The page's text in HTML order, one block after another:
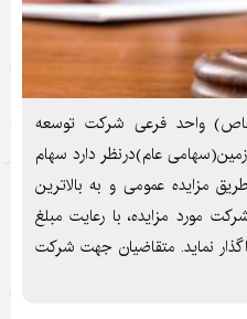
واحد فرعی شرکت توسعه
عام)درنظر دارد سهام
مزایده عمومی و به بالاترین
مورد مزایده، با رعایت مبلغ
نماید. متقاضیان جهت شرکت